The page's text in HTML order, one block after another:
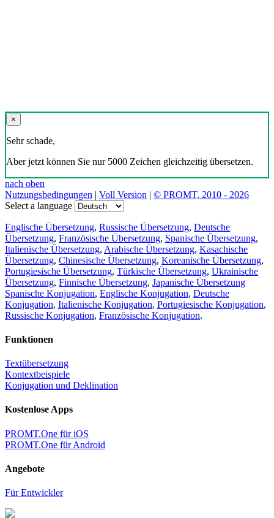
×
Sehr schade,
Aber jetzt können Sie nur 5000 Zeichen gleichzeitig übersetzen.
nach oben
Nutzungsbedingungen | Voll Version | © PROMT, 2010 - 2026
Select a language
Englische Übersetzung, Russische Übersetzung, Deutsche
Übersetzung, Französische Übersetzung, Spanische Übersetzung,
Italienische Übersetzung, Arabische Übersetzung, Kasachische
Übersetzung, Chinesische Übersetzung, Koreanische Übersetzung,
Portugiesische Übersetzung, Türkische Übersetzung, Ukrainische
Übersetzung, Finnische Übersetzung, Japanische Übersetzung
Spanische Konjugation, Englische Konjugation, Deutsche
Konjugation, Italienische Konjugation, Portugiesische Konjugation,
Russische Konjugation, Französische Konjugation.
Funktionen
Textübersetzung
Kontextbeispiele
Konjugation und Deklination
Kostenlose Apps
PROMT.One für iOS
PROMT.One für Android
Angebote
Für Entwickler